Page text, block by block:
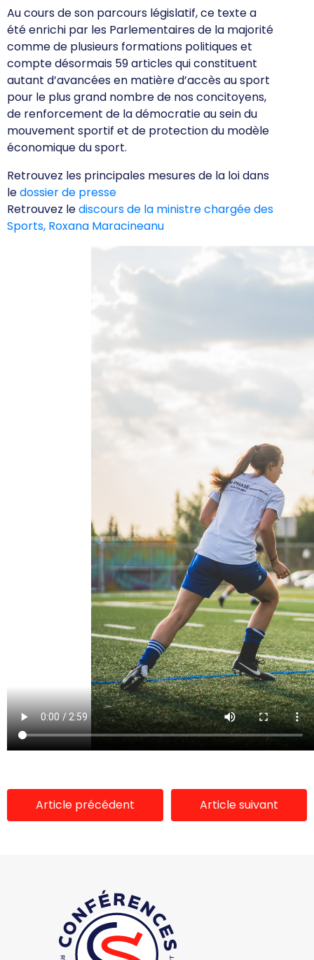
Au cours de son parcours législatif, ce texte a
été enrichi par les Parlementaires de la majorité
comme de plusieurs formations politiques et
compte désormais 59 articles quiconstituent
autant d’avancées en matière d’accès au sport
pour le plus grand nombre de nos concitoyens,
de renforcement de la démocratie au sein du
mouvement sportif et de protection du modèle
économique du sport.
Retrouvez les principales mesures de la loi dans
ledossier de presse
Retrouvez lediscours de la ministre chargée des
Sports, Roxana Maracineanu
Article précédent Article suivant